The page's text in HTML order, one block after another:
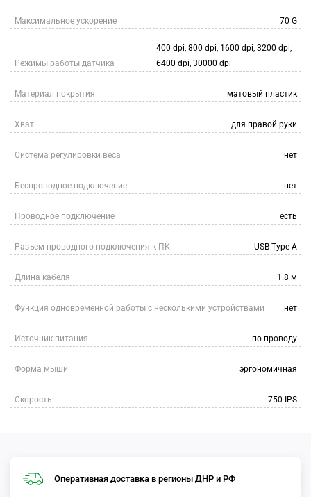
Максимальное ускорение 70 G
Режимы работы датчика
400 dpi, 800 dpi, 1600 dpi, 3200 dpi,
6400 dpi, 30000 dpi
Материал покрытия матовый пластик
Хват для правой руки
Система регулировки веса нет
Беспроводное подключение нет
Проводное подключение есть
Разъем проводного подключения к ПК USB Type-A
Длина кабеля 1.8 м
Функция одновременной работы с несколькими устройствами нет
Источник питания по проводу
Форма мыши эргономичная
Скорость 750 IPS
Оперативная доставка в регионы ДНР и РФ